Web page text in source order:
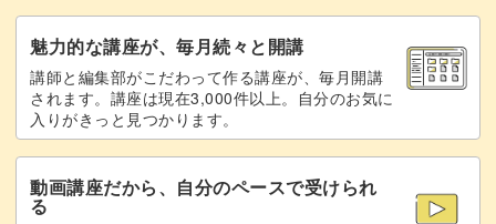
プラスチック板とフェルトを貼り合わせる
ブローチピンを縫いつける 16:48
パーツを貼り合わせる 22:16
完成♪ 25:00
魅力的な講座が、毎月続々と開講
講師と編集部がこだわって作る講座が、毎月開講
されます。講座は現在3,000件以上。自分のお気に
入りがきっと見つかります。
動画講座だから、自分のペースで受けられ
る